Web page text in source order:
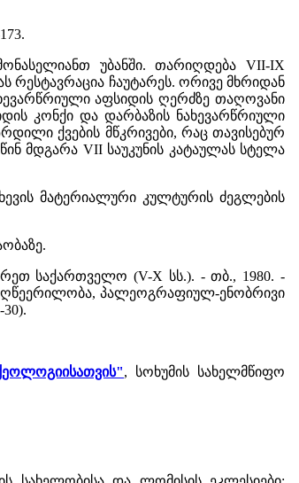
უბანში. თარიღდება VII-IX
რესტავრაცია ჩაუტარეს. ორივე მხრიდან
აფსიდის ღერძზე თაღოვანი
კონქი და დარბაზის ნახევარწრიული
ქვების მწკრივები, რაც თავისებურ
მდგარა VII საუკუნის კატაულას სტელა
მატერიალური კულტურის ძეგლების
საქართველო (V-X სს.). - თბ., 1980. -
აღწეერილობა, პალეოგრაფიულ-ენობრივი
, სოხუმის სახელმწიფო